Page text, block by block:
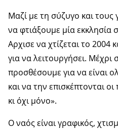
Μαζί με τη σύζυγο και
να φτιάξουμε μία εκκλησία
Αρχισε να χτίζεται το 2004
για να λειτουργήσει. Μέχρι
προσθέσουμε για να είναι
και να την επισκέπτονται
κι όχι μόνο».
Ο ναός είναι γραφικός,